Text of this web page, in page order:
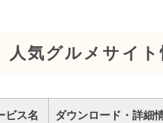
人気グルメサイト
ビス名 ダウンロード・詳細